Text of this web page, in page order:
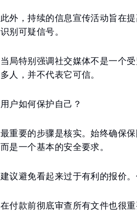
此外，持续的信息宣传活动旨在
识别可疑信号。
当局特别强调社交媒体不是一个
多人，并不代表它可信。
用户如何保护自己？
最重要的步骤是核实。始终确保
而是一个基本的安全要求。
建议避免看起来过于有利的报价
在付款前彻底审查所有文件也很